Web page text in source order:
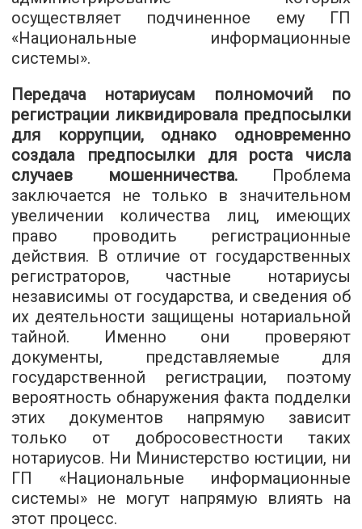
осуществляет подчиненное ему ГП
«Национальные информационные
системы».
Передача нотариусам полномочий по
регистрации ликвидировала предпосылки
для коррупции, однако одновременно
создала предпосылки для роста числа
случаев мошенничества.Проблема
заключается не только в значительном
увеличении количества лиц, имеющих
право проводить регистрационные
действия. В отличие от государственных
регистраторов, частные нотариусы
независимы от государства, и сведения об
их деятельности защищены нотариальной
тайной. Именно они проверяют
документы, представляемые для
государственной регистрации, поэтому
вероятность обнаружения факта подделки
этих документов напрямую зависит
только от добросовестности таких
нотариусов. Ни Министерство юстиции, ни
ГП «Национальные информационные
системы» не могут напрямую влиять на
этот процесс.